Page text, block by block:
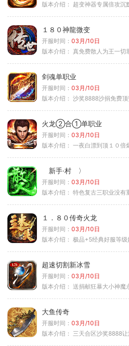
版本介绍： 超变神器专属倍攻沉
１８０神龍微变
开服时间： 03月/10日
版本介绍： 真免费散人为王一切
剑魂单职业
开服时间： 03月/10日
版本介绍： 沙奖8888沙捐免费
火龙②合①单职业
开服时间： 03月/10日
版本介绍： 一夜白漂到顶１０倍爆率
新手·村 〉
开服时间： 03月/10日
版本介绍： 特色复古三职业没有重
１．８０传奇火龙
开服时间： 03月/10日
版本介绍： 极品+5经典好服等级
超速切割新冰雪
开服时间： 03月/10日
版本介绍： 送捐献狂暴大小神魔
大鱼传奇
开服时间： 03月/10日
版本介绍： 三天合区沙奖8888